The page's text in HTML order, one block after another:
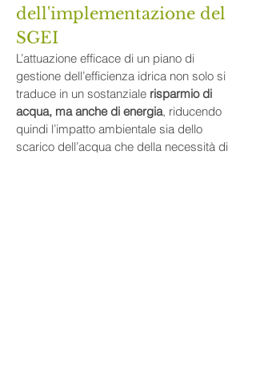
dell'implementazione del
SGEI
L’attuazione efficace di un piano di
gestione dell’efficienza idrica non solo si
traduce in un sostanziale risparmio di
acqua, ma anche di energia, riducendo
quindi l’impatto ambientale sia dello
scarico dell’acqua che della necessità di